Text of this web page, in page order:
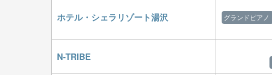
ホテル・シェラリゾート湯沢 グランドピアノ
N-TRIBE